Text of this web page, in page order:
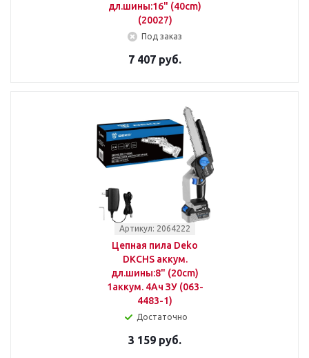
дл.шины:16" (40cm)
(20027)
Под заказ
7 407 руб.
Артикул: 2064222
Цепная пила Deko
DKCHS аккум.
дл.шины:8" (20cm)
1аккум. 4Ач ЗУ (063-
4483-1)
Достаточно
3 159 руб.